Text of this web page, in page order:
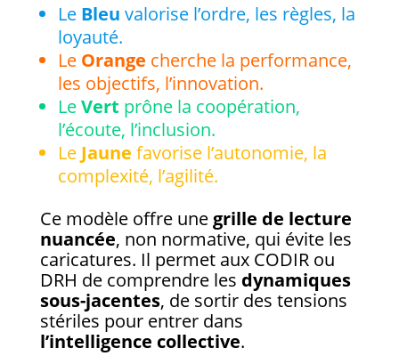
Le Bleu valorise l’ordre, les règles, la
loyauté.
Le Orange cherche la performance,
les objectifs, l’innovation.
LeVert prône la coopération,
l’écoute, l’inclusion.
Le Jaune favorise l’autonomie, la
complexité, l’agilité.
Ce modèle offre unegrille de lecture
nuancée, non normative, qui évite les
caricatures. Il permet aux CODIR ou
DRH de comprendre les dynamiques
sous-jacentes, de sortir des tensions
stériles pour entrer dans
l’intelligence collective.